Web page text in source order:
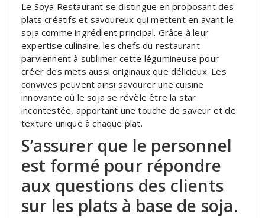
Le Soya Restaurant se distingue en proposant des
plats créatifs et savoureux qui mettent en avant le
soja comme ingrédient principal. Grâce à leur
expertise culinaire, les chefs du restaurant
parviennent à sublimer cette légumineuse pour
créer des mets aussi originaux que délicieux. Les
convives peuvent ainsi savourer une cuisine
innovante où le soja se révèle être la star
incontestée, apportant une touche de saveur et de
texture unique à chaque plat.
S’assurer que le personnel
est formé pour répondre
aux questions des clients
sur les plats à base de soja.